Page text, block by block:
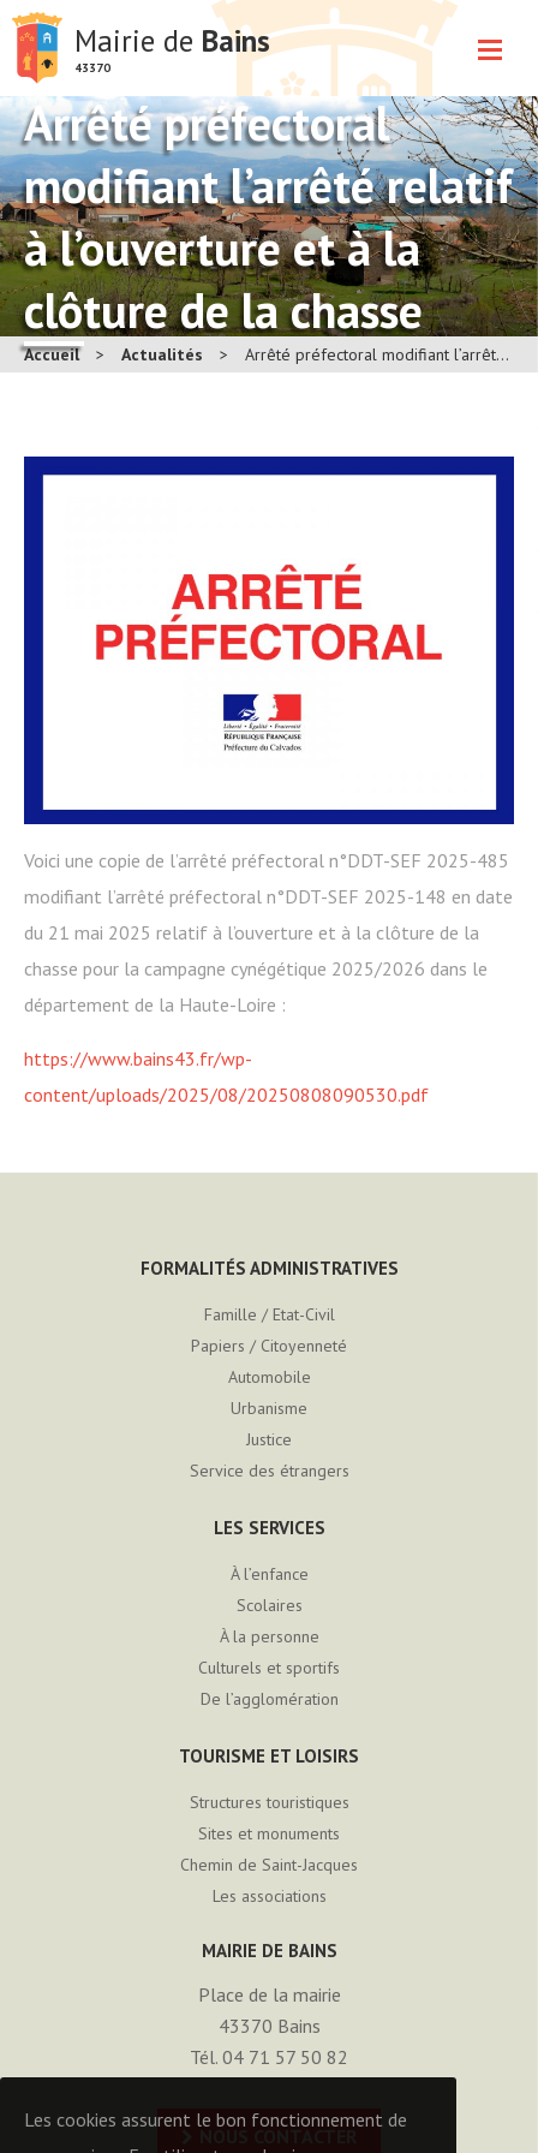
Mairie de Bains
43370
Arrêté préfectoral
modifiant l’arrêté relatif
à l’ouverture et à la
clôture de la chasse
Accueil > Actualités > Arrêté préfectoral modifiant l’arrêté relatif à l’ouverture et à la clôture de la chasse
Voici une copie de l’arrêté préfectoral n°DDT-SEF 2025-485
modifiant l’arrêté préfectoral n°DDT-SEF 2025-148 en date
du 21 mai 2025 relatif à l’ouverture et à la clôture de la
chasse pour la campagne cynégétique 2025/2026 dans le
département de la Haute-Loire :
https://www.bains43.fr/wp-
content/uploads/2025/08/20250808090530.pdf
FORMALITÉS ADMINISTRATIVES
Famille / Etat-Civil
Papiers / Citoyenneté
Automobile
Urbanisme
Justice
Service des étrangers
LES SERVICES
À l’enfance
Scolaires
À la personne
Culturels et sportifs
De l’agglomération
TOURISME ET LOISIRS
Structures touristiques
Sites et monuments
Chemin de Saint-Jacques
Les associations
MAIRIE DE BAINS
Place de la mairie
43370 Bains
Tél. 04 71 57 50 82
Les cookies assurent le bon fonctionnement de